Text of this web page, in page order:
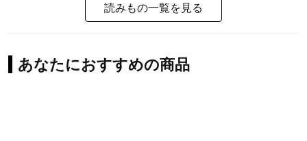
読みもの一覧を見る
あなたにおすすめの商品